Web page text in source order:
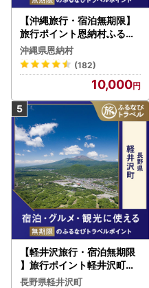
【沖縄旅行・宿泊無期限】
旅行ポイント恩納村ふるな
びトラベルポイント
沖縄県恩納村
(182)
10,000
【軽井沢旅行・宿泊無期限
】旅行ポイント軽井沢町ふ
るなびトラベルポイント
長野県軽井沢町